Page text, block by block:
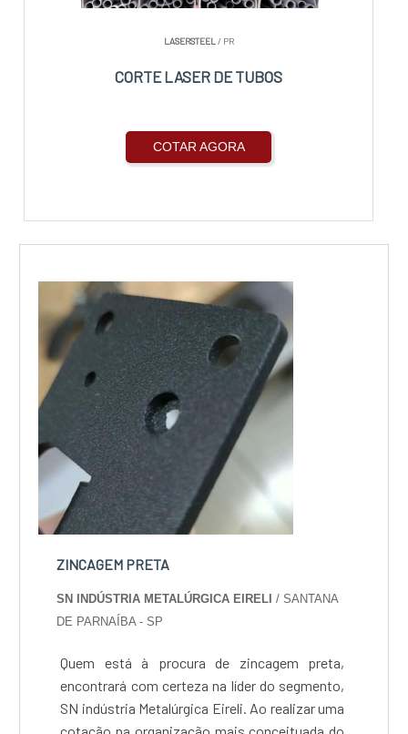
LASERSTEEL / PR
CORTE LASER DE TUBOS
COTAR AGORA
ZINCAGEM PRETA
SN INDÚSTRIA METALÚRGICA EIRELI/ SANTANA
DE PARNAÍBA - SP
Quem está à procura de zincagem preta,
encontrará com certeza na líder do segmento,
SN indústria Metalúrgica Eireli. Ao realizar uma